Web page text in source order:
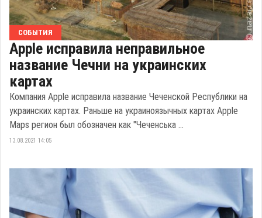
СОБЫТИЯ
Apple исправила неправильное
название Чечни на украинских
картах
Компания Apple исправила название Чеченской Республики на
украинских картах. Раньше на украиноязычных картах Apple
Maps регион был обозначен как "Чеченська ...
13.08.2021 14:05